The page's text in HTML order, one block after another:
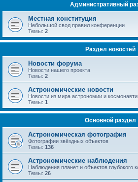
Административный
Местная конституция
Небольшой свод правил конференции
Темы: 2
Раздел новостей
Новости форума
Новости нашего проекта
Темы: 2
Астрономические новости
Новости из мира астрономии и
Темы: 1
Основной раздел
Астрономическая фотография
Фотографии звёздных объектов
Темы: 136
Астрономические наблюдения
Наблюдения планет и объектов глубокого
Темы: 26